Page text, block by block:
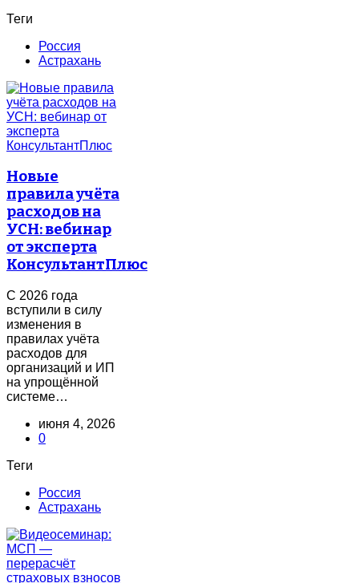
Теги
Россия
Астрахань
Новые
правила учёта
расходов на
УСН: вебинар
от эксперта
КонсультантПлюс
С 2026 года
вступили в силу
изменения в
правилах учёта
расходов для
организаций и ИП
на упрощённой
системе…
июня 4, 2026
0
Теги
Россия
Астрахань